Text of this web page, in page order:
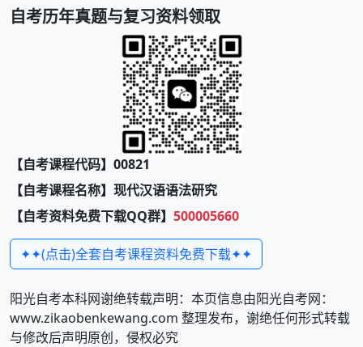
自考历年真题与复习资料领取
【自考课程代码】00821
【自考课程名称】现代汉语语法研究
【自考资料免费下载QQ群】 500005660
✦✦(点击)全套自考课程资料免费下载✦✦
阳光自考本科网谢绝转载声明：本页信息由阳光自考网：
www.zikaobenkewang.com 整理发布，谢绝任何形式转载
与修改后声明原创，侵权必究